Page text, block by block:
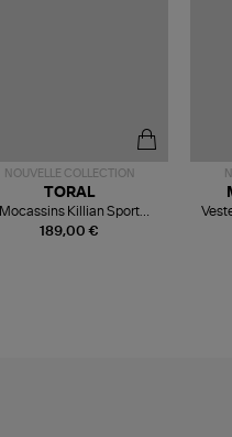
NOUVELLE COLLECTION
189,00 €
TORAL
Mocassins Killian Sport
Mousse